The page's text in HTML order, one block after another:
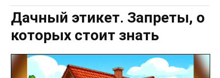
Дачный этикет. Запреты, о
которых стоит знать